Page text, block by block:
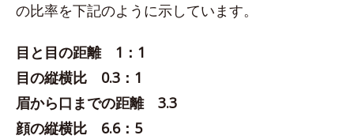
の比率を下記のように示しています。
目と目の距離 1：1
目の縦横比 0.3：1
眉から口までの距離 3.3
顔の縦横比 6.6：5